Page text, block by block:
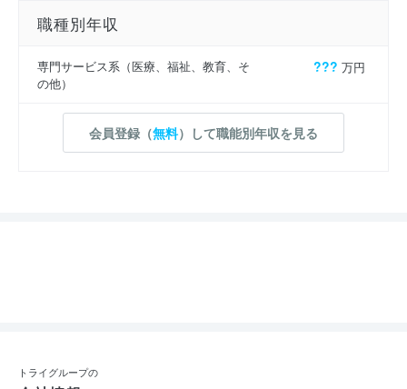
職種別年収
専門サービス系（医療、福祉、教育、そ
の他）
??? 万円
会員登録（無料）して職能別年収を見る
トライグループの